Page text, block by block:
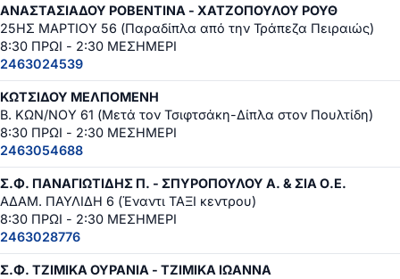
ΑΝΑΣΤΑΣΙΑΔΟΥ ΡΟΒΕΝΤΙΝΑ - ΧΑΤΖΟΠΟΥΛΟΥ ΡΟΥΘ
25ΗΣ ΜΑΡΤΙΟΥ 56 (Παραδίπλα από την Τράπεζα Πειραιώς)
8:30 ΠΡΩΙ - 2:30 ΜΕΣΗΜΕΡΙ
2463024539
ΚΩΤΣΙΔΟΥ ΜΕΛΠΟΜΕΝΗ
Β. ΚΩΝ/ΝΟΥ 61 (Μετά τον Τσιφτσάκη-Δίπλα στον Πουλτίδη)
8:30 ΠΡΩΙ - 2:30 ΜΕΣΗΜΕΡΙ
2463054688
Σ.Φ. ΠΑΝΑΓΙΩΤΙΔΗΣ Π. - ΣΠΥΡΟΠΟΥΛΟΥ Α. & ΣΙΑ Ο.Ε.
ΑΔΑΜ. ΠΑΥΛΙΔΗ 6 (Έναντι ΤΑΞΙ κεντρου)
8:30 ΠΡΩΙ - 2:30 ΜΕΣΗΜΕΡΙ
2463028776
Σ.Φ. ΤΖΙΜΙΚΑ ΟΥΡΑΝΙΑ - ΤΖΙΜΙΚΑ ΙΩΑΝΝΑ